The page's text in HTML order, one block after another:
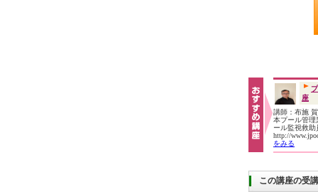
座
講師：布施
本プール管理
ール監視救
http://
をみる
この講座の受